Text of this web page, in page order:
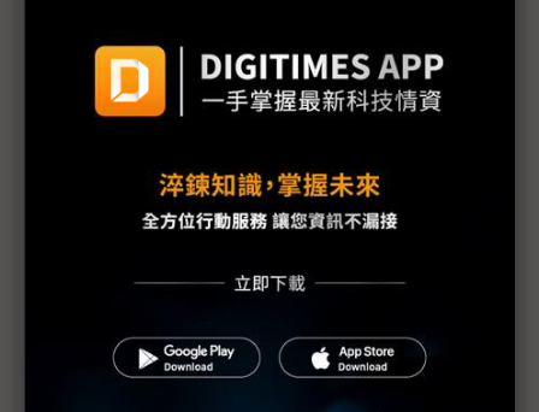
川習高峰會登場 聚焦延長貿易休戰、AI風險管控與
地緣政治議題
美國汽車關稅衝擊擴大 車廠赴美投資面臨「四大阻
不只澳洲稀土 雙日評估寮國、柬埔寨與越南稀土投
歐盟評估加入矽盛世宣言 強化AI與半導體供應鏈安